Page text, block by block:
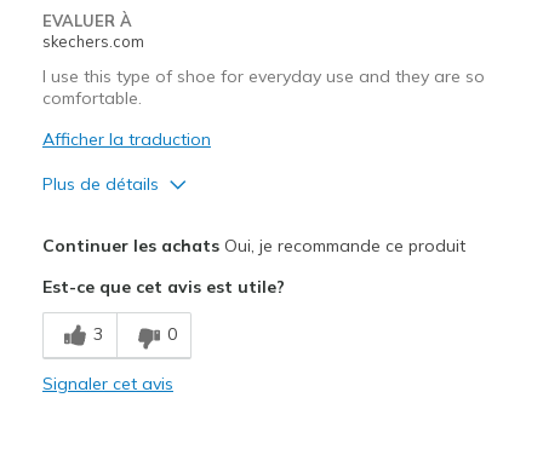
EVALUER À
skechers.com
I use this type of shoe for everyday use and they are so
comfortable.
Afficher la traduction
Plus de détails
Breathe Well
Comfortable
Continuer les achatsOui, je recommande ce produit
Est-ce que cet avis est utile?
3 0
Signaler cet avis